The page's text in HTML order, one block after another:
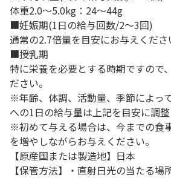
体重2.0～5.0kg：24～44g
■妊娠期(1日の給与回数/2～3回)
通常の2.7倍量を目安にお与えくださ
■授乳期
特に栄養を必要とする時期ですので
ださい。
※年齢、体調、活動量、季節によっ
への1日の給与量は上記を目安に調整
※初めて与える場合は、今までの食
を増やしながらお与えください。
【原産国または製造地】日本
【保管方法】・直射日光の当たる場